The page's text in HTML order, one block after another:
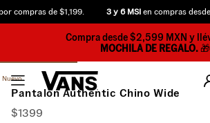
compras de $1,199. 3 y 6 MSIen compras desde
Compra desde $2,599 MXN y
MOCHILA DE REGALO.🎁
Nuevo
Pantalón Authentic Chino Wide
$1399